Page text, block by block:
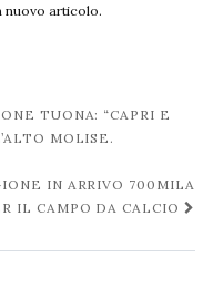
nuovo articolo.
TUONA: “CAPRI E
MOLISE.
IN ARRIVO 700MILA
IL CAMPO DA CALCIO